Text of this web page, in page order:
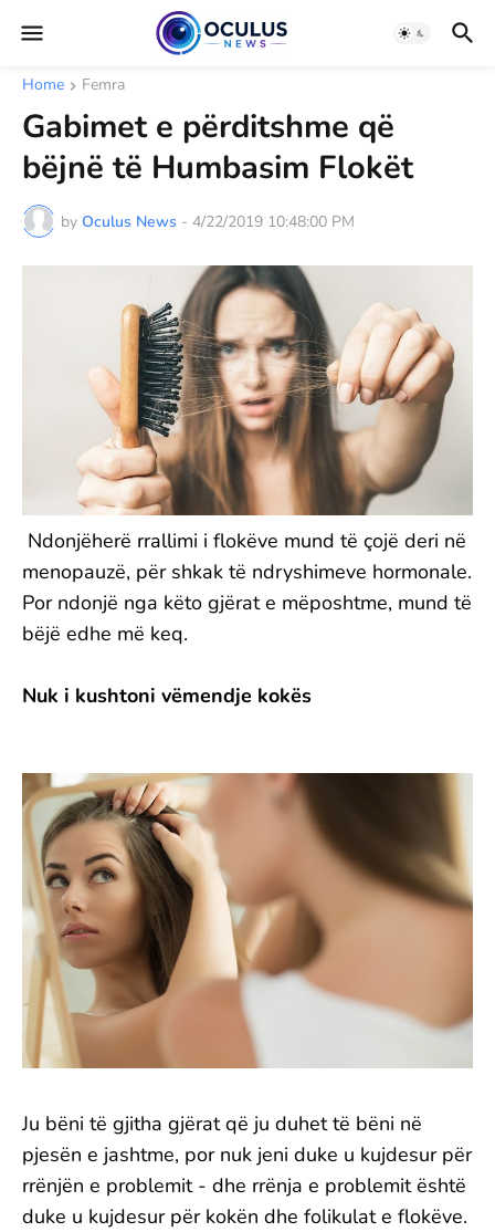
Home Femra
Gabimet e përditshme që
bëjnë të Humbasim Flokët
by Oculus News - 4/22/2019 10:48:00 PM
Ndonjëherë rrallimi i flokëve mund të çojë deri në
menopauzë, për shkak të ndryshimeve hormonale.
Por ndonjë nga këto gjërat e mëposhtme, mund të
bëjë edhe më keq.
Nuk i kushtoni vëmendje kokës
Ju bëni të gjitha gjërat që ju duhet të bëni në
pjesën e jashtme, por nuk jeni duke u kujdesur për
rrënjën e problemit - dhe rrënja e problemit është
duke u kujdesur për kokën dhe folikulat e flokëve.